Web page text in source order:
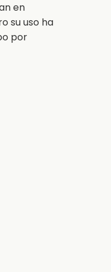
en
su uso ha
por